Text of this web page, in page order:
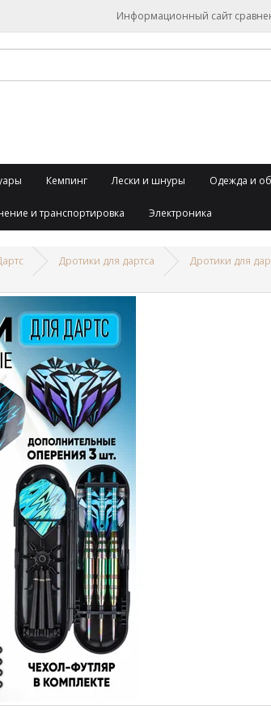
Информационный сайт
Кемпинг Лески и шнуры Одежда и
и транспортировка Электроника
Дротики для дартса Дротики для